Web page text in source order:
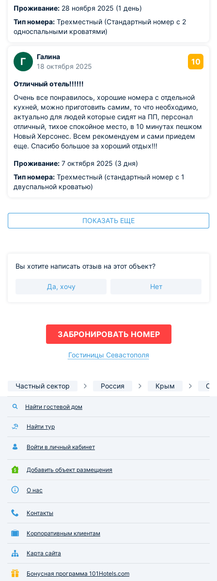
Проживание: 28 ноября 2025 (1 день)
Тип номера: Трехместный (Стандартный номер с 2
односпальными кроватями)
Г
Галина
18 октября 2025
10
Отличный отель!!!!!!
Очень все понравилось, хорошие номера с отдельной
кухней, можно приготовить самим, то что необходимо,
актуально для людей которые сидят на ПП, персонал
отличный, тихое спокойное место, в 10 минутах пешком
Новый Херсонес. Всем рекомендуем и сами приедем
еще. Спасибо большое за хороший отдых!!!
Проживание: 7 октября 2025 (3 дня)
Тип номера: Трехместный (стандартный номер с 1
двуспальной кроватью)
ПОКАЗАТЬ ЕЩЕ
Вы хотите написать отзыв на этот объект?
Да, хочу Нет
ЗАБРОНИРОВАТЬ НОМЕР
Гостиницы Севастополя
Частный сектор Россия Крым
Найти гостевой дом
Найти тур
Войти в личный кабинет
Добавить объект размещения
О нас
Контакты
Корпоративным клиентам
Карта сайта
Бонусная программа 101Hotels.com